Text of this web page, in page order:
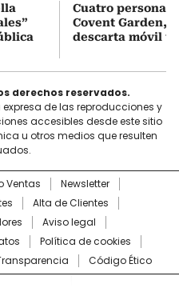
Cuatro personas
Covent Garden,
descarta móvil
derechos reservados.
expresa de las reproducciones y
accesibles desde este sitio
u otros medios que resulten
Ventas
Newsletter
Alta de Clientes
Aviso legal
Política de cookies
Código Ético